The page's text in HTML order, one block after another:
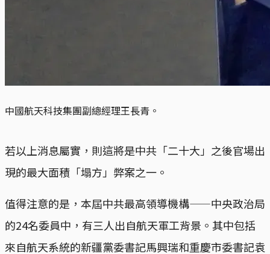
中國航天科技集團副總經理王長青。
若以上消息屬實，則這將是中共「二十大」之後官場出
現的最大面積「塌方」弊案之一。
值得注意的是，本屆中共最高領導機構——中央政治局
的24名委員中，有三人出自航天軍工背景。其中包括
來自航天系統的新疆黨委書記馬興瑞和重慶市委書記袁